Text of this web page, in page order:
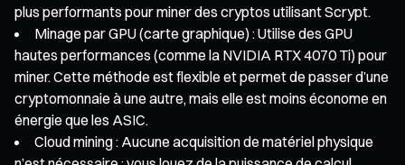
plus performants pour miner des cryptos utilisant Scrypt.
Minage par GPU (carte graphique) : Utilise des GPU
hautes performances (comme la NVIDIA RTX 4070 Ti) pour
miner. Cette méthode est flexible et permet de passer d’une
cryptomonnaie à une autre, mais elle est moins économe en
énergie que les ASIC.
Cloud mining : Aucune acquisition de matériel physique